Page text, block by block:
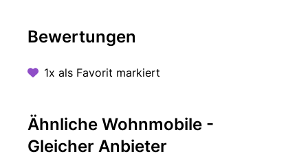
Bewertungen
1x als Favorit markiert
Ähnliche Wohnmobile -
Gleicher Anbieter